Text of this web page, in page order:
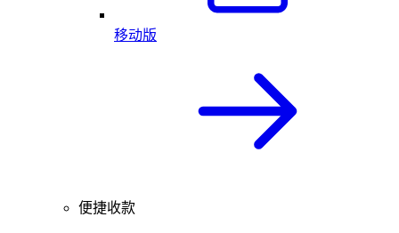
移动版
便捷收款